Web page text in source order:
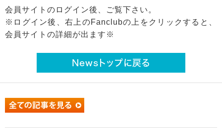
会員サイトのログイン後、ご覧下さい。
※ログイン後、右上のFanclubの上をクリックすると、
会員サイトの詳細が出ます※
Newsトップに戻る